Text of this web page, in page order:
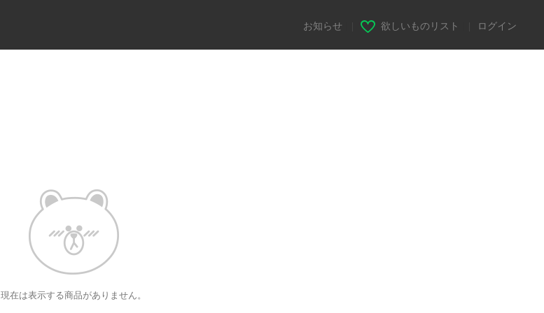
お知らせ 欲しいものリスト ログイン
現在は表示する商品がありません。